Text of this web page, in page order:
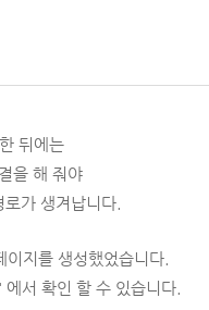
뒤에는
을 해 줘야
가 생겨납니다.
지를 생성했었습니다.
서 확인 할 수 있습니다.